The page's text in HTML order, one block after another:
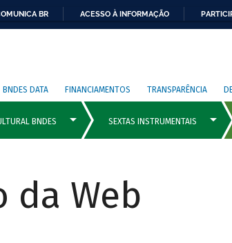
BR ACESSO À INFORMAÇÃO
BNDES DATA FINANCIAMENTOS TRANSPARÊNCIA
da Web